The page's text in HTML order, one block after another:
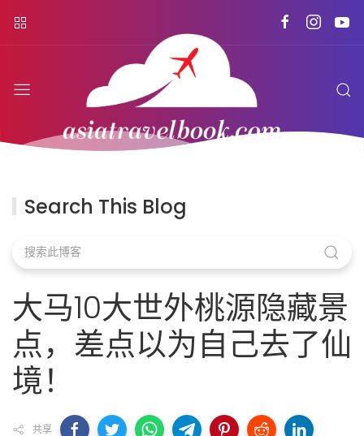
Search This Blog
大马10大世外桃源隐藏景
点，差点以为自己去了仙
境！
共享